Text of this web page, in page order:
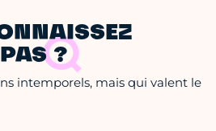
?
intemporels, mais qui valent le